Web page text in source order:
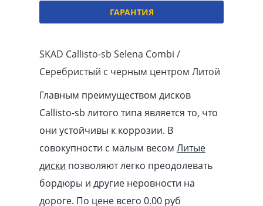
ГАРАНТИЯ
SKAD Callisto-sb Selena Combi /
Серебристый с черным центром Литой
Главным преимуществом дисков
Callisto-sb литого типа является то, что
они устойчивы к коррозии. В
совокупности с малым весом Литые
диски позволяют легко преодолевать
бордюры и другие неровности на
дороге. По цене всего 0.00 pуб